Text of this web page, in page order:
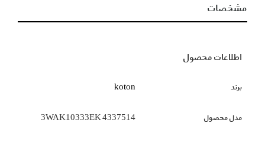
مشخصات
اطلاعات محصول
برند koton
مدل محصول 3WAK10333EK 4337514